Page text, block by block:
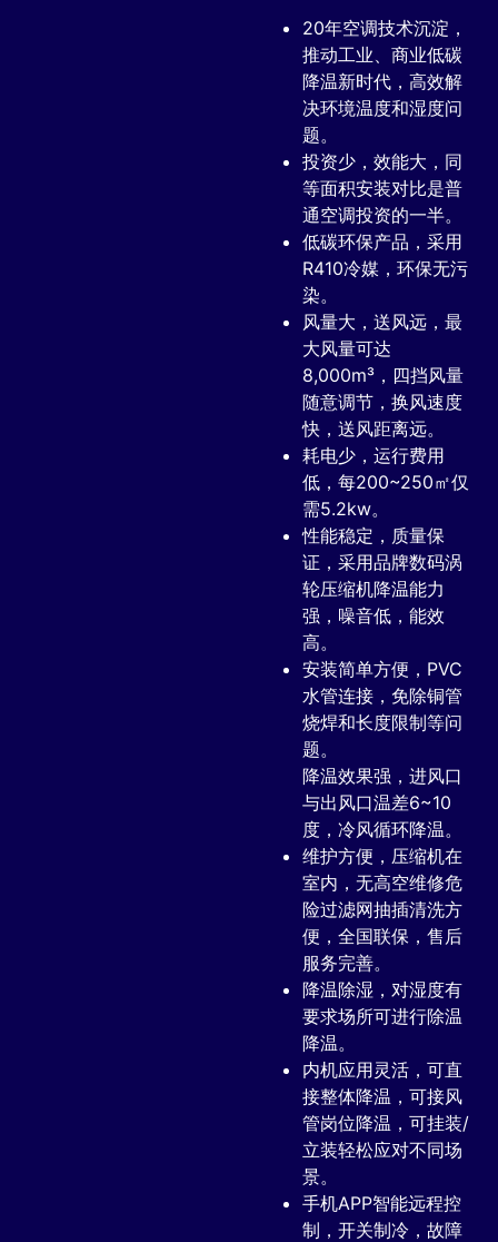
20年空调技术沉淀，
推动工业、商业低碳
降温新时代，高效解
决环境温度和湿度问
题。
投资少，效能大，同
等面积安装对比是普
通空调投资的一半。
低碳环保产品，采用
R410冷媒，环保无污
染。
风量大，送风远，最
大风量可达
8,000m³，四挡风量
随意调节，换风速度
快，送风距离远。
耗电少，运行费用
低，每200~250㎡仅
需5.2kw。
性能稳定，质量保
证，采用品牌数码涡
轮压缩机降温能力
强，噪音低，能效
高。
安装简单方便，PVC
水管连接，免除铜管
烧焊和长度限制等问
题。
降温效果强，进风口
与出风口温差6~10
度，冷风循环降温。
维护方便，压缩机在
室内，无高空维修危
险过滤网抽插清洗方
便，全国联保，售后
服务完善。
降温除湿，对湿度有
要求场所可进行除温
降温。
内机应用灵活，可直
接整体降温，可接风
管岗位降温，可挂装/
立装轻松应对不同场
景。
手机APP智能远程控
制，开关制冷，故障